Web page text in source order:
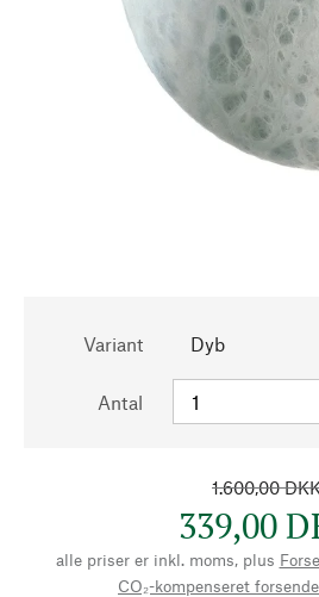
Variant Dyb
Antal
1.600,00
339,00
alle priser er inkl. moms, plus
CO₂-kompenseret